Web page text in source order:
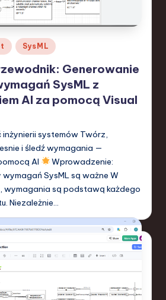
SysML
Generowanie
SysML z
AI za pomocą Visual
systemów Twórz,
i śledź wymagania —
AI
Wprowadzenie:
SysML są ważne W
wymagania są podstawą każdego
Niezależnie…